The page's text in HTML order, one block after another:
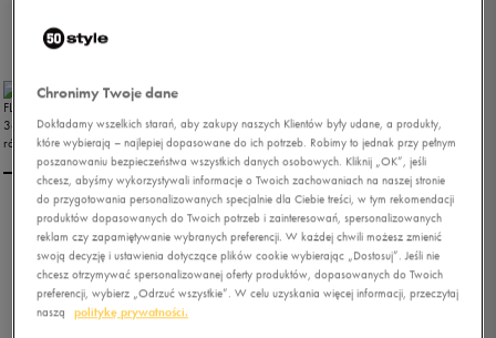
PUMA FLEXRACER
0.0( 0)
59,99 złz Vat
Chronimy Twoje dane
Dokładamy wszelkich starań, aby zakupy naszych Klientów były udane, a produkty,
które wybierają – najlepiej dopasowane do ich potrzeb. Robimy to jednak przy pełnym
poszanowaniu bezpieczeństwa wszystkich danych osobowych. Kliknij „OK”, jeśli
chcesz, abyśmy wykorzystywali informacje o Twoich zachowaniach na naszej stronie
do przygotowania personalizowanych specjalnie dla Ciebie treści, w tym rekomendacji
produktów dopasowanych do Twoich potrzeb i zainteresowań, spersonalizowanych
reklam czy zapamiętywanie wybranych preferencji. W każdej chwili możesz zmienić
swoją decyzję i ustawienia dotyczące plików cookie wybierając „Dostosuj”. Jeśli nie
chcesz otrzymywać spersonalizowanej oferty produktów, dopasowanych do Twoich
preferencji, wybierz „Odrzuć wszystkie”. W celu uzyskania więcej informacji, przeczytaj
naszą
politykę prywatności.